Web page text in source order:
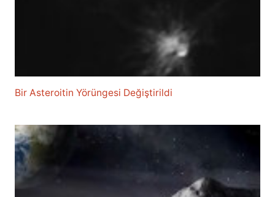
Bir Asteroitin Yörüngesi Değiştirildi